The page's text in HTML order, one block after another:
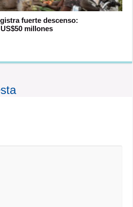
fuerte descenso:
millones